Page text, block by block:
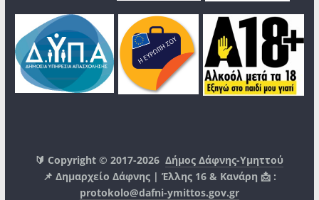
🔰 Copyright © 2017-2026Δήμος Δάφνης-Υμηττού
📌 Δημαρχείο Δάφνης | Έλλης 16 & Κανάρη 📩 :
protokolo@dafni-ymittos.gov.gr